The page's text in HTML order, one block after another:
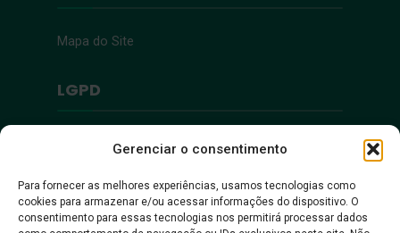
Gerenciar o consentimento
Para fornecer as melhores experiências, usamos tecnologias como
cookies para armazenar e/ou acessar informações do dispositivo. O
consentimento para essas tecnologias nos permitirá processar dados
Mapa do Site
LGPD
Política de Privacidade
Acessibilidade